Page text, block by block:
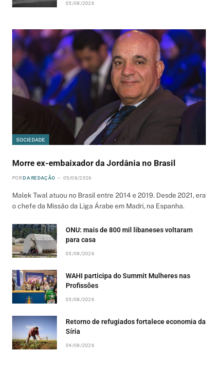
05/08/2026
SOCIEDADE
Morre ex-embaixador da Jordânia no Brasil
POR DA REDAÇÃO 05/08/2026
Malek Twal atuou no Brasil entre 2014 e 2019. Desde 2021, era
o chefe da Missão da Liga Árabe em Madri, na Espanha.
ONU: mais de 800 mil libaneses voltaram
para casa
05/08/2026
WAHI participa do Summit Mulheres nas
Profissões
05/08/2026
Retorno de refugiados fortalece economia da
Síria
04/08/2026